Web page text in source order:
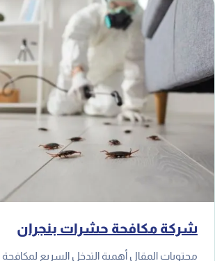
شركة مكافحة حشرات بنجران
محتويات المقال أهمية التدخل السريع لمكافحة